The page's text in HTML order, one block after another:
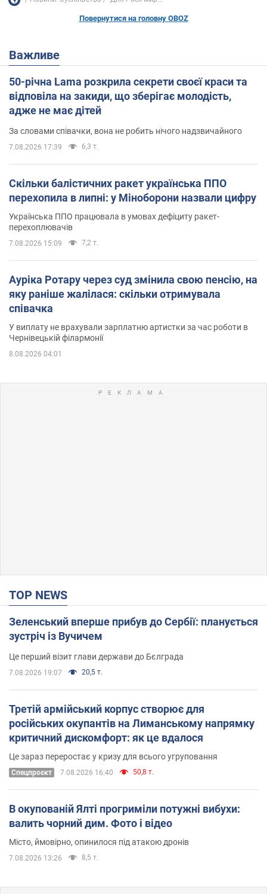
Повернутися на головну OBOZ
Важливе
50-річна Lama розкрила секрети своєї краси та
відповіла на закиди, що зберігає молодість,
адже не має дітей
За словами співачки, вона не робить нічого надзвичайного
7.08.2026 17:39 6,3 т.
Скільки балістичних ракет українська ППО
перехопила в липні: у Міноборони назвали цифру
Українська ППО працювала в умовах дефіциту ракет-
перехоплювачів
7.08.2026 15:09 7,2 т.
Ауріка Ротару через суд змінила свою пенсію, на
яку раніше жалілася: скільки отримувала
співачка
У виплату не врахували зарплатню артистки за час роботи в
Чернівецькій філармонії
8.08.2026 04:01
TOP NEWS
Зеленський вперше прибув до Сербії: планується
зустріч із Вучичем
Це перший візит глави держави до Бєлграда
7.08.2026 19:07 20,5 т.
Третій армійський корпус створює для
російських окупантів на Лиманському напрямку
критичний дискомфорт: як це вдалося
Це зараз переростає у кризу для всього угруповання
Cпецпроєкт 7.08.2026 16:40 50,8 т.
В окупованій Ялті прогриміли потужні вибухи:
валить чорний дим. Фото і відео
Місто, ймовірно, опинилося під атакою дронів
7.08.2026 13:26 8,5 т.